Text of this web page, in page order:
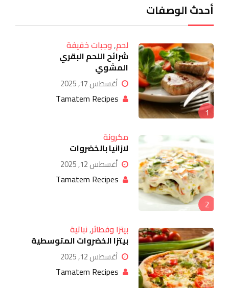
أحدث الوصفات
لحم,وجبات خفيفة
شرائح اللحم البقري
المشوي
أغسطس 17, 2025
Tamatem Recipes
مكرونة
لازانيا بالخضروات
أغسطس 12, 2025
Tamatem Recipes
بيتزا وفطائر,نباتية
بيتزا الخضروات المتوسطية
أغسطس 12, 2025
Tamatem Recipes